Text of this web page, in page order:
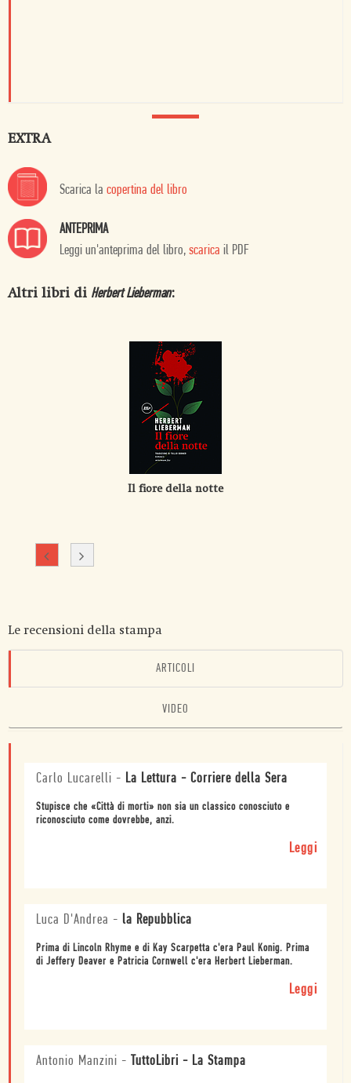
EXTRA
Scarica la copertina del libro
ANTEPRIMA
Leggi un'anteprima del libro, scarica il PDF
Altri libri di Herbert Lieberman:
Il fiore della notte
Le recensioni della stampa
ARTICOLI
VIDEO
Carlo Lucarelli - La Lettura - Corriere della Sera
Stupisce che «Città di morti» non sia un classico conosciuto e
riconosciuto come dovrebbe, anzi.
Leggi
Luca D'Andrea - la Repubblica
Prima di Lincoln Rhyme e di Kay Scarpetta c'era Paul Konig. Prima
di Jeffery Deaver e Patricia Cornwell c'era Herbert Lieberman.
Leggi
Antonio Manzini - TuttoLibri - La Stampa